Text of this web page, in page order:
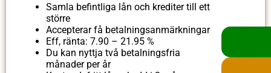
Samla befintliga lån och krediter till ett
större
Accepterar få betalningsanmärkningar
Eff, ränta: 7.90 – 21.95 %
Du kan nyttja två betalningsfria
månader per år